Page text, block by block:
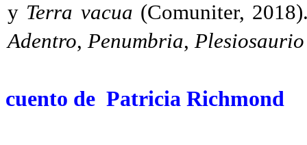
y Terra vacua (Comuniter,
Adentro, Penumbria, Plesiosaurio
cuento de Patricia Richmond